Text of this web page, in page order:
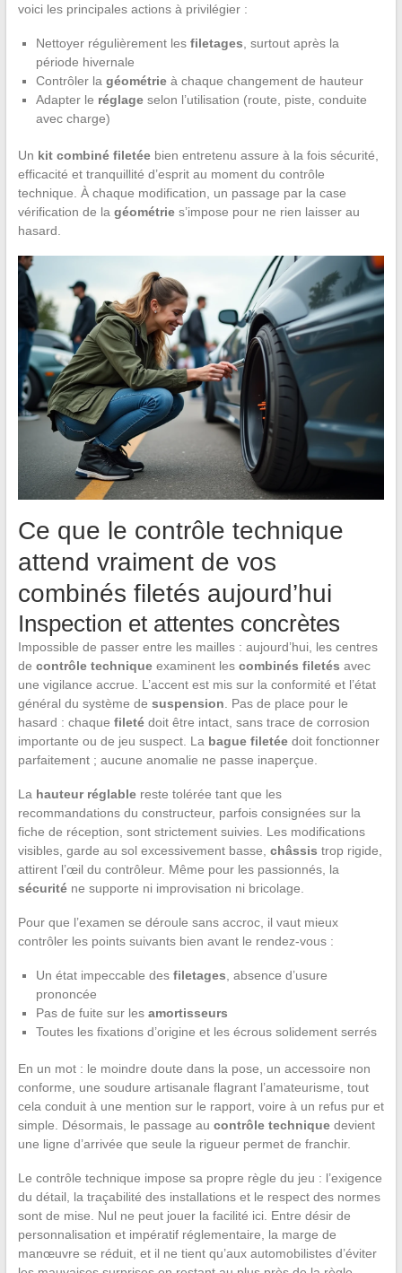
voici les principales actions à privilégier :
Nettoyer régulièrement les filetages , surtout après la
période hivernale
Contrôler la géométrieà chaque changement de hauteur
Adapter le réglageselon l’utilisation (route, piste, conduite
avec charge)
Un kit combiné filetéebien entretenu assure à la fois sécurité,
efficacité et tranquillité d’esprit au moment du contrôle
technique. À chaque modification, un passage par la case
vérification de la géométries’impose pour ne rien laisser au
hasard.
Ce que le contrôle technique
attend vraiment de vos
combinés filetés aujourd’hui
Inspection et attentes concrètes
Impossible de passer entre les mailles : aujourd’hui, les centres
de contrôle techniqueexaminent les combinés filetés avec
une vigilance accrue. L’accent est mis sur la conformité et l’état
général du système de suspension . Pas de place pour le
hasard : chaque filetédoit être intact, sans trace de corrosion
importante ou de jeu suspect. La bague filetéedoit fonctionner
parfaitement ; aucune anomalie ne passe inaperçue.
La hauteur réglablereste tolérée tant que les
recommandations du constructeur, parfois consignées sur la
fiche de réception, sont strictement suivies. Les modifications
visibles, garde au sol excessivement basse, châssis trop rigide,
attirent l’œil du contrôleur. Même pour les passionnés, la
sécuriténe supporte ni improvisation ni bricolage.
Pour que l’examen se déroule sans accroc, il vaut mieux
contrôler les points suivants bien avant le rendez-vous :
Un état impeccable des filetages , absence d’usure
prononcée
Pas de fuite sur les amortisseurs
Toutes les fixations d’origine et les écrous solidement serrés
En un mot : le moindre doute dans la pose, un accessoire non
conforme, une soudure artisanale flagrant l’amateurisme, tout
cela conduit à une mention sur le rapport, voire à un refus pur et
simple. Désormais, le passage au contrôle techniquedevient
une ligne d’arrivée que seule la rigueur permet de franchir.
Le contrôle technique impose sa propre règle du jeu : l’exigence
du détail, la traçabilité des installations et le respect des normes
sont de mise. Nul ne peut jouer la facilité ici. Entre désir de
personnalisation et impératif réglementaire, la marge de
manœuvre se réduit, et il ne tient qu’aux automobilistes d’éviter